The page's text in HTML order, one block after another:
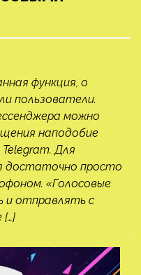
функция, о
пользователи.
можно
наподобие
Для
достаточно просто
«Голосовые
и отправлять с
[…]